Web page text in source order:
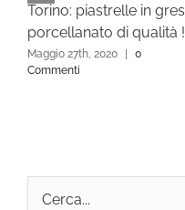
Torino: piastrelle in gres
porcellanato di qualità !
Maggio 27th, 2020
0
Commenti
Cerca